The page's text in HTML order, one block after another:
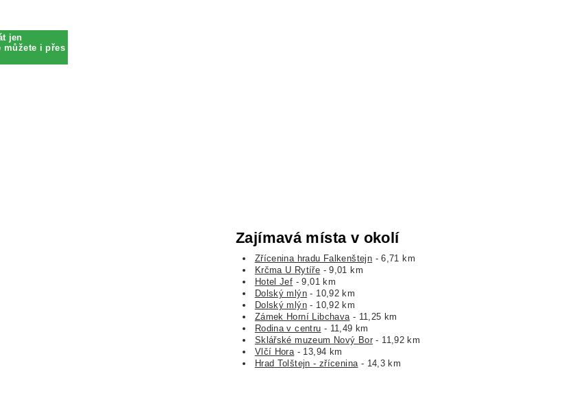
jen
můžete i přes
Zajímavá místa v okolí
Zřícenina hradu Falkenštejn - 6,71 km
Krčma U Rytíře - 9,01 km
Hotel Jef - 9,01 km
Dolský mlýn - 10,92 km
Dolský mlýn - 10,92 km
Zámek Horní Libchava- 11,25 km
Rodina v centru - 11,49 km
Sklářské muzeum Nový Bor - 11,92 km
Vlčí Hora- 13,94 km
Hrad Tolštejn - zřícenina- 14,3 km